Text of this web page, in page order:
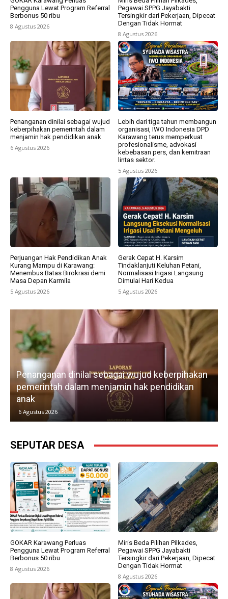
Pengguna Lewat Program Referral
Berbonus 50 ribu
8 Agustus 2026
Pegawai SPPG Jayabakti
Tersingkir dari Pekerjaan, Dipecat
Dengan Tidak Hormat
8 Agustus 2026
Penanganan dinilai sebagai wujud
keberpihakan pemerintah dalam
menjamin hak pendidikan anak
6 Agustus 2026
Lebih dari tiga tahun membangun
organisasi, IWO Indonesia DPD
Karawang terus memperkuat
profesionalisme, advokasi
kebebasan pers, dan kemitraan
lintas sektor.
5 Agustus 2026
Perjuangan Hak Pendidikan Anak
Kurang Mampu di Karawang:
Menembus Batas Birokrasi demi
Masa Depan Karmila
5 Agustus 2026
Gerak Cepat H. Karsim
Tindaklanjuti Keluhan Petani,
Normalisasi Irigasi Langsung
Dimulai Hari Kedua
5 Agustus 2026
Penanganan dinilai sebagai wujud keberpihakan
pemerintah dalam menjamin hak pendidikan
anak
6 Agustus 2026
SEPUTAR DESA
GOKAR Karawang Perluas
Pengguna Lewat Program Referral
Berbonus 50 ribu
8 Agustus 2026
Miris Beda Pilihan Pilkades,
Pegawai SPPG Jayabakti
Tersingkir dari Pekerjaan, Dipecat
Dengan Tidak Hormat
8 Agustus 2026